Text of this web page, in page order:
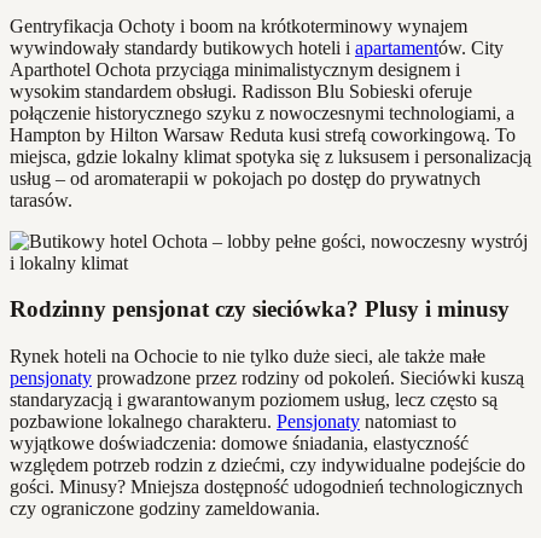
Gentryfikacja Ochoty i boom na krótkoterminowy wynajem
wywindowały standardy butikowych hoteli i apartamentów. City
Aparthotel Ochota przyciąga minimalistycznym designem i
wysokim standardem obsługi. Radisson Blu Sobieski oferuje
połączenie historycznego szyku z nowoczesnymi technologiami, a
Hampton by Hilton Warsaw Reduta kusi strefą coworkingową. To
miejsca, gdzie lokalny klimat spotyka się z luksusem i personalizacją
usług – od aromaterapii w pokojach po dostęp do prywatnych
tarasów.
Rodzinny pensjonat czy sieciówka? Plusy i minusy
Rynek hoteli na Ochocie to nie tylko duże sieci, ale także małe
pensjonaty prowadzone przez rodziny od pokoleń. Sieciówki kuszą
standaryzacją i gwarantowanym poziomem usług, lecz często są
pozbawione lokalnego charakteru. Pensjonaty natomiast to
wyjątkowe doświadczenia: domowe śniadania, elastyczność
względem potrzeb rodzin z dziećmi, czy indywidualne podejście do
gości. Minusy? Mniejsza dostępność udogodnień technologicznych
czy ograniczone godziny zameldowania.